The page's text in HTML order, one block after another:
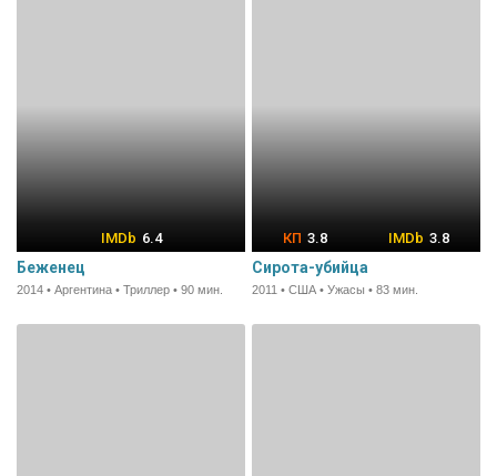
6.4
Беженец
2014 • Аргентина • Триллер • 90 мин.
3.8 3.8
Сирота-убийца
2011 • США • Ужасы • 83 мин.